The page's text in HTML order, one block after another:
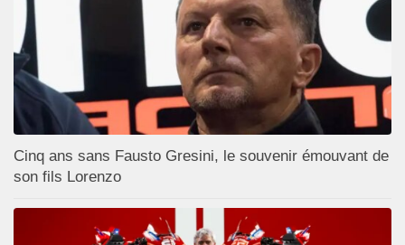
Cinq ans sans Fausto Gresini, le souvenir émouvant de
son fils Lorenzo